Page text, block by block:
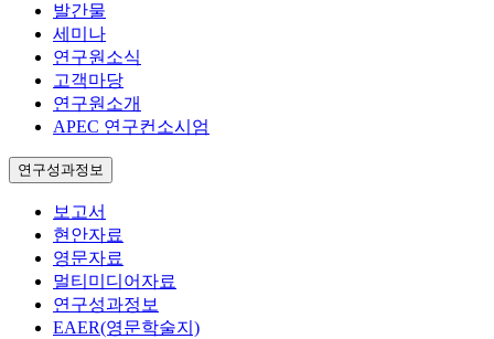
발간물
세미나
연구원소식
고객마당
연구원소개
APEC 연구컨소시엄
연구성과정보
보고서
현안자료
영문자료
멀티미디어자료
연구성과정보
EAER(영문학술지)